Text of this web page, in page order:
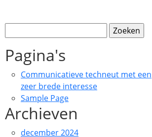
naar:
Pagina's
Communicatieve techneut met een
zeer brede interesse
Sample Page
Archieven
december 2024